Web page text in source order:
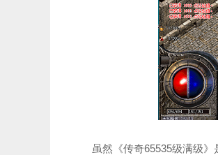
虽然《传奇65535级满级